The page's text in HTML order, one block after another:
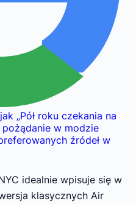
„Pół roku czekania na
w modzie
źródeł w
idealnie wpisuje się w
klasycznych Air